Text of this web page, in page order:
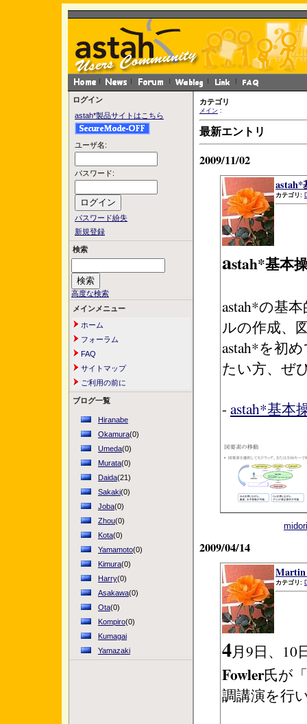
ログイン
astah*製品サイトはこちら
ユーザ名:
パスワード:
パスワード紛失
新規登録
検索
高度な検索
メインメニュー
ホーム
フォーラム
FAQ
サイトマップ
ご利用の前に
ブログ一覧
Hiranabe
Okamura(0)
Umeda(0)
Murata(0)
Daida(21)
Sakaki(0)
Joba(0)
Zhou(0)
Kota(0)
Yamamoto(0)
Kimura(0)
Harry(0)
Asakawa(0)
Ota(0)
Kompiro(0)
Kumagai
Yamazaki
カテゴリ
メイン :
最新エントリ
2009/11/02
astah*
カテゴリ:
astah*基本
astah*の基
ルの作成、
astah*を初
たい方、ぜ
- astah*基本
2009/04/14
Martin
カテゴリ:
4月9日、10
Fowler氏が
調講演を行